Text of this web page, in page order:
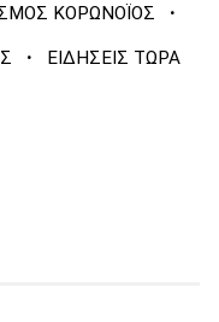
ΚΟΡΩΝΟΪΟΣ ·
· ΕΙΔΗΣΕΙΣ ΤΩΡΑ